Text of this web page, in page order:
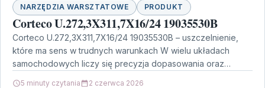
NARZĘDZIA WARSZTATOWE PRODUKT
Corteco U.272,3X311,7X16/24 19035530B
Corteco U.272,3X311,7X16/24 19035530B – uszczelnienie,
które ma sens w trudnych warunkach W wielu układach
samochodowych liczy się precyzja dopasowania oraz
5 minuty czytania 2 czerwca 2026